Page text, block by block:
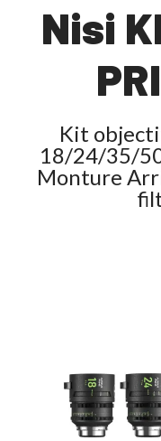
Nisi
Kit
18/24/35/
Monture